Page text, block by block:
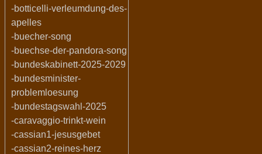
-botticelli-verleumdung-des-
apelles
-buecher-song
-buechse-der-pandora-song
-bundeskabinett-2025-2029
-bundesminister-
problemloesung
-bundestagswahl-2025
-caravaggio-trinkt-wein
-cassian1-jesusgebet
-cassian2-reines-herz